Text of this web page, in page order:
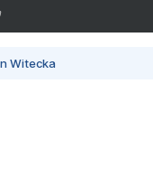
Witecka